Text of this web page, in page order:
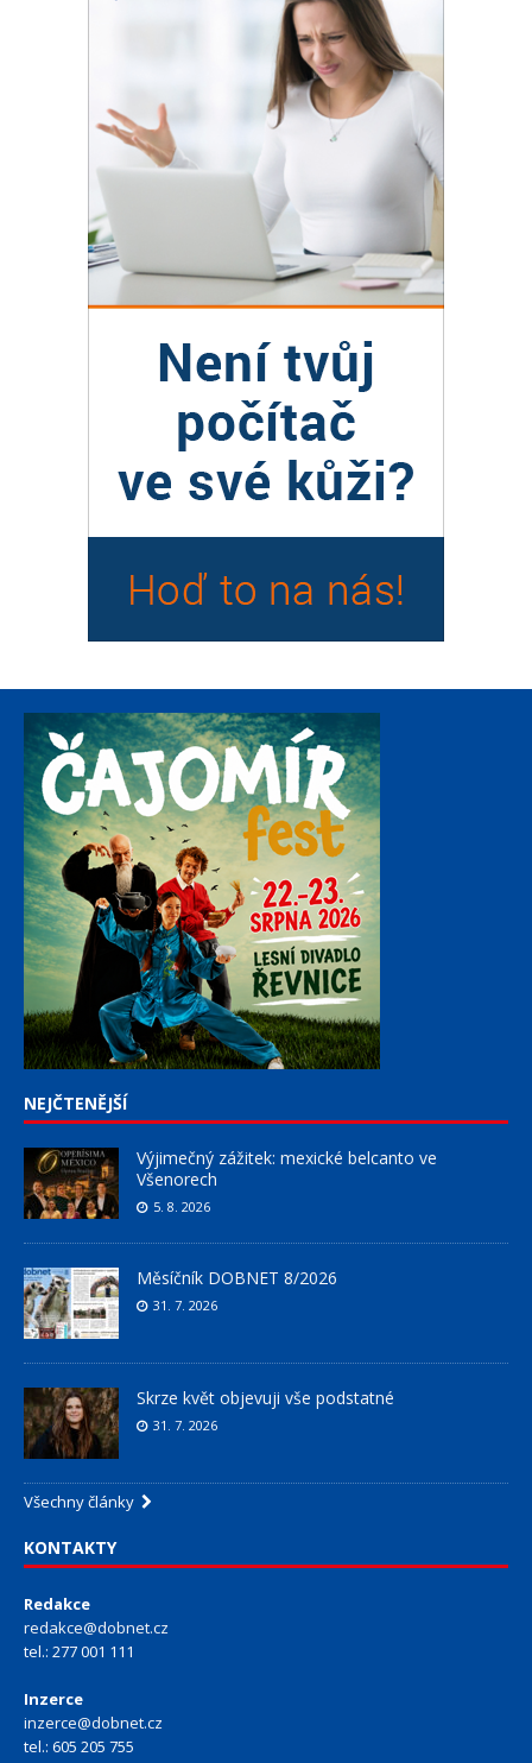
NEJČTENĚJŠÍ
Výjimečný zážitek: mexické belcanto ve
Všenorech
5. 8. 2026
Měsíčník DOBNET 8/2026
31. 7. 2026
Skrze květ objevuji vše podstatné
31. 7. 2026
Všechny články
KONTAKTY
Redakce
redakce@dobnet.cz
tel.: 277 001 111
Inzerce
inzerce@dobnet.cz
tel.: 605 205 755